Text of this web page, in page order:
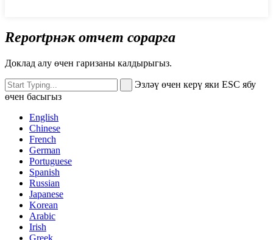
Reportрнәк отчет сорарга
Доклад алу өчен гаризаны калдырыгыз.
Эзләү өчен керү яки ESC ябу
өчен басыгыз
English
Chinese
French
German
Portuguese
Spanish
Russian
Japanese
Korean
Arabic
Irish
Greek